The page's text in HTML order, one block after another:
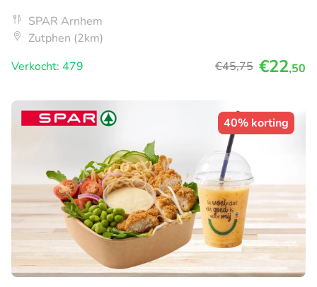
SPAR Arnhem
Zutphen (2km)
Verkocht: 479
€45,75 €22,50
40% korting